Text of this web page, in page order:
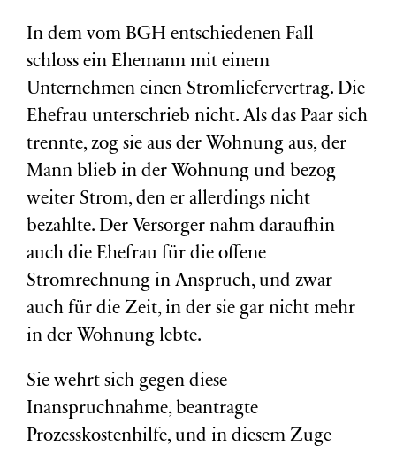
In dem vom BGH entschiedenen Fall
schloss ein Ehemann mit einem
Unternehmen einen Stromliefervertrag. Die
Ehefrau unterschrieb nicht. Als das Paar sich
trennte, zog sie aus der Wohnung aus, der
Mann blieb in der Wohnung und bezog
weiter Strom, den er allerdings nicht
bezahlte. Der Versorger nahm daraufhin
auch die Ehefrau für die offene
Stromrechnung in Anspruch, und zwar
auch für die Zeit, in der sie gar nicht mehr
in der Wohnung lebte.
Sie wehrt sich gegen diese
Inanspruchnahme, beantragte
Prozesskostenhilfe, und in diesem Zuge